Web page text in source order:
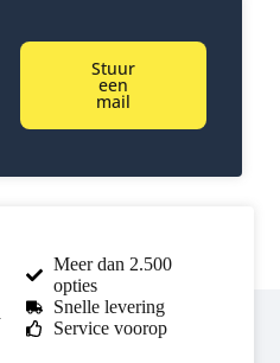
Stuur
een
mail
Meer dan 2.500
opties
Snelle levering
Service voorop